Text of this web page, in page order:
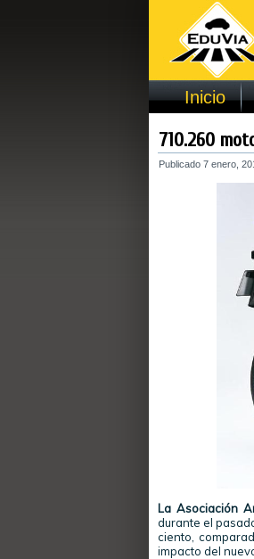
Inicio
710.260
Publicado 7 enero,
La Asociación
durante el
ciento,
impacto del